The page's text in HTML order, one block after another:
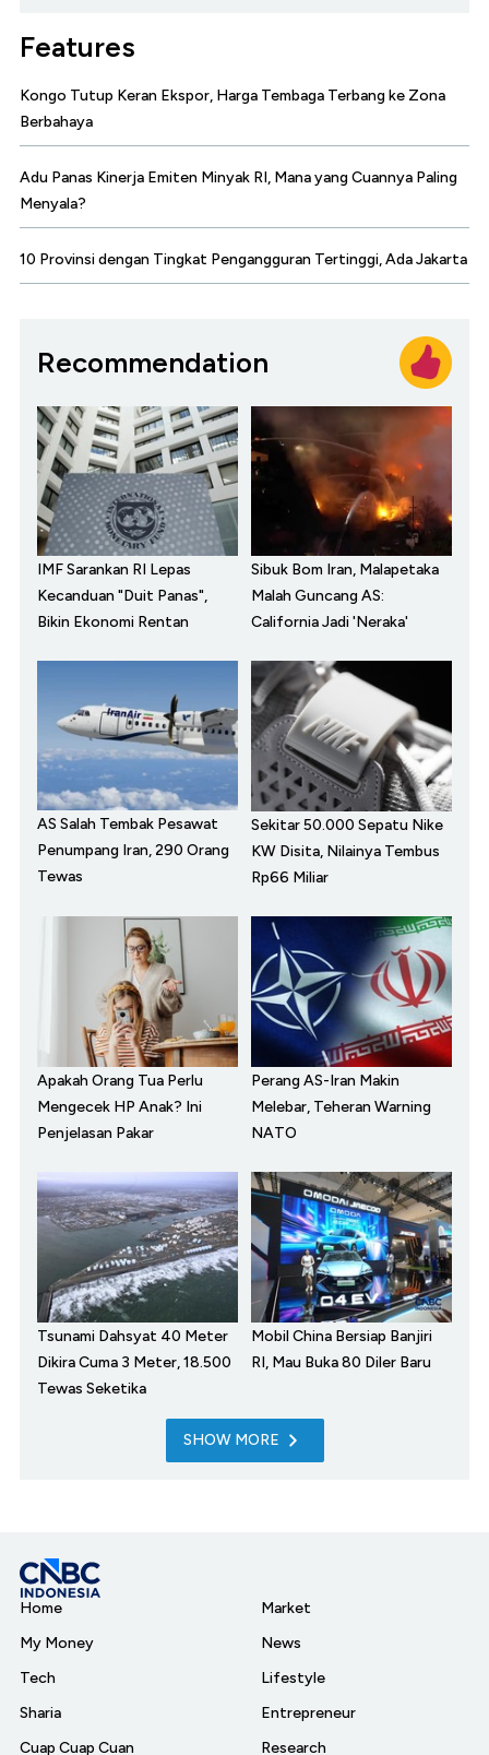
Features
Kongo Tutup Keran Ekspor, Harga Tembaga Terbang ke Zona
Berbahaya
Adu Panas Kinerja Emiten Minyak RI, Mana yang Cuannya Paling
Menyala?
10 Provinsi dengan Tingkat Pengangguran Tertinggi, Ada Jakarta
Recommendation
IMF Sarankan RI Lepas
Kecanduan "Duit Panas",
Bikin Ekonomi Rentan
Sibuk Bom Iran, Malapetaka
Malah Guncang AS:
California Jadi 'Neraka'
AS Salah Tembak Pesawat
Penumpang Iran, 290 Orang
Tewas
Sekitar 50.000 Sepatu Nike
KW Disita, Nilainya Tembus
Rp66 Miliar
Apakah Orang Tua Perlu
Mengecek HP Anak? Ini
Penjelasan Pakar
Perang AS-Iran Makin
Melebar, Teheran Warning
NATO
Tsunami Dahsyat 40 Meter
Dikira Cuma 3 Meter, 18.500
Tewas Seketika
Mobil China Bersiap Banjiri
RI, Mau Buka 80 Diler Baru
SHOW MORE
Home
My Money
Tech
Sharia
Cuap Cuap Cuan
Market
News
Lifestyle
Entrepreneur
Research